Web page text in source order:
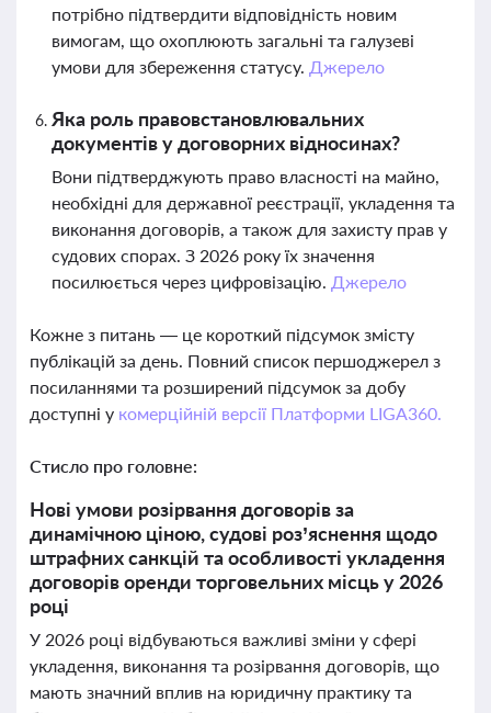
потрібно підтвердити відповідність новим
вимогам, що охоплюють загальні та галузеві
умови для збереження статусу. Джерело
Яка роль правовстановлювальних
документів у договорних відносинах?
Вони підтверджують право власності на майно,
необхідні для державної реєстрації, укладення та
виконання договорів, а також для захисту прав у
судових спорах. З 2026 року їх значення
посилюється через цифровізацію. Джерело
Кожне з питань — це короткий підсумок змісту
публікацій за день. Повний список першоджерел з
посиланнями та розширений підсумок за добу
доступні у комерційній версії Платформи LIGA360.
Стисло про головне:
Нові умови розірвання договорів за
динамічною ціною, судові роз’яснення щодо
штрафних санкцій та особливості укладення
договорів оренди торговельних місць у 2026
році
У 2026 році відбуваються важливі зміни у сфері
укладення, виконання та розірвання договорів, що
мають значний вплив на юридичну практику та